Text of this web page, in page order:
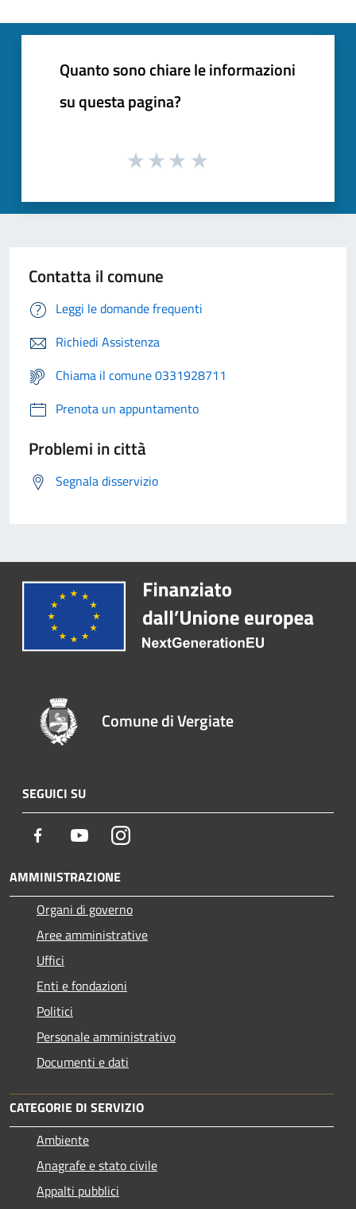
Quanto sono chiare le informazioni
su questa pagina?
Contatta il comune
Leggi le domande frequenti
Richiedi Assistenza
Chiama il comune 0331928711
Prenota un appuntamento
Problemi in città
Segnala disservizio
Comune di Vergiate
SEGUICI SU
Facebook YoutubeInstagram
AMMINISTRAZIONE
Organi di governo
Aree amministrative
Uffici
Enti e fondazioni
Politici
Personale amministrativo
Documenti e dati
CATEGORIE DI SERVIZIO
Ambiente
Anagrafe e stato civile
Appalti pubblici